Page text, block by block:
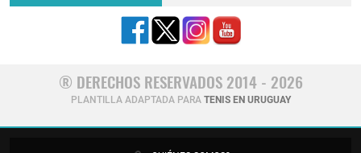
® DERECHOS RESERVADOS 2014 - 2026
PLANTILLA ADAPTADA PARA TENIS EN URUGUAY